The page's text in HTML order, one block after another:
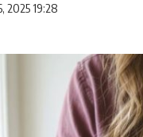
2025 19:28